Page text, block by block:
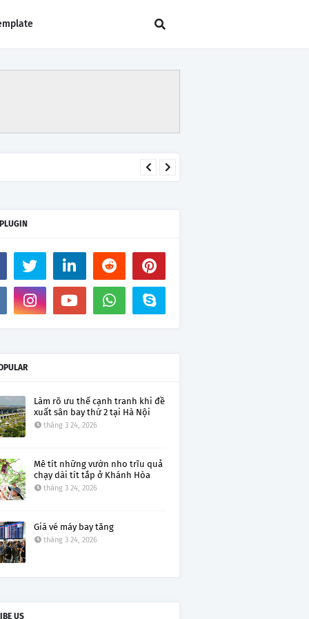
Làm rõ ưu thế cạnh tranh khi đề
xuất sân bay thứ 2 tại Hà Nội
tháng 3 24, 2026
Mê tít những vườn nho trĩu quả
chạy dài tít tắp ở Khánh Hòa
tháng 3 24, 2026
Giá vé máy bay tăng
tháng 3 24, 2026
US